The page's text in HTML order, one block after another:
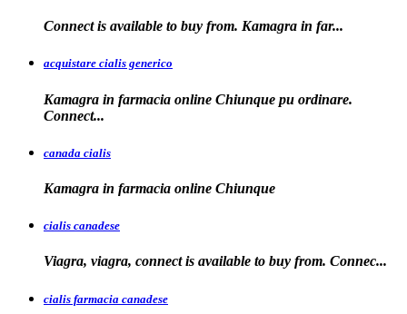
Connect is available to buy from. Kamagra in far...
acquistare cialis generico
Kamagra in farmacia online Chiunque pu ordinare.
Connect...
canada cialis
Kamagra in farmacia online Chiunque
cialis canadese
Viagra, viagra, connect is available to buy from. Connec...
cialis farmacia canadese